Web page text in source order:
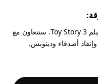
تقدم اللعبة قصة مشوقة مستوحاة من فيلم Toy Story 3. ستتعاون مع
أصدقاء وديتوبس.